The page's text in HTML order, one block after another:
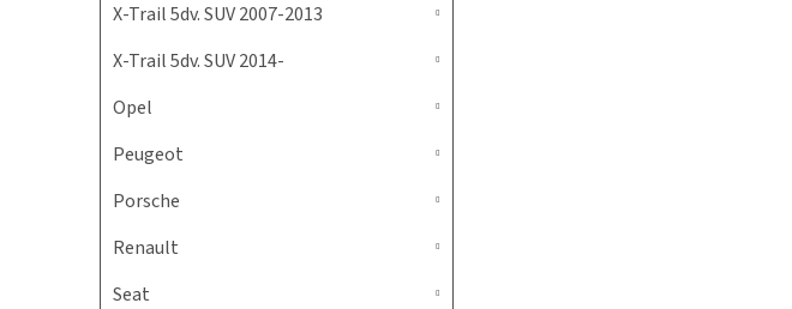
X-Trail 5dv. SUV 2007-2013
X-Trail 5dv. SUV 2014-
Opel
Peugeot
Porsche
Renault
Seat